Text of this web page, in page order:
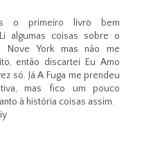
o primeiro livro bem
algumas coisas sobre o
Nove York mas não me
então discartei Eu Amo
só. Já A Fuga me prendeu
mas fico um pouco
à história coisas assim.